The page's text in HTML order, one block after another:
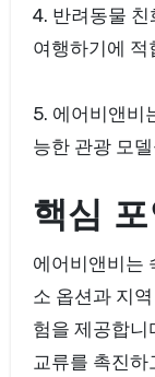
4. 반려동물
여행하기에 적
5. 에어비앤비
능한 관광 모
핵심
에어비앤비는
소 옵션과 지
험을 제공합니
교류를 촉진하